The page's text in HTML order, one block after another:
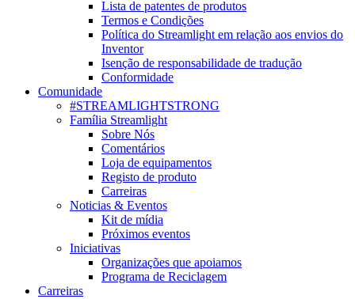
Lista de patentes de produtos
Termos e Condições
Política do Streamlight em relação aos envios do
Inventor
Isenção de responsabilidade de tradução
Conformidade
Comunidade
#STREAMLIGHTSTRONG
Família Streamlight
Sobre Nós
Comentários
Loja de equipamentos
Registo de produto
Carreiras
Noticias & Eventos
Kit de mídia
Próximos eventos
Iniciativas
Organizações que apoiamos
Programa de Reciclagem
Carreiras